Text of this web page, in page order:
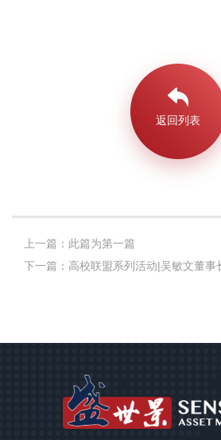
返回列表
上一篇：此篇为第一篇